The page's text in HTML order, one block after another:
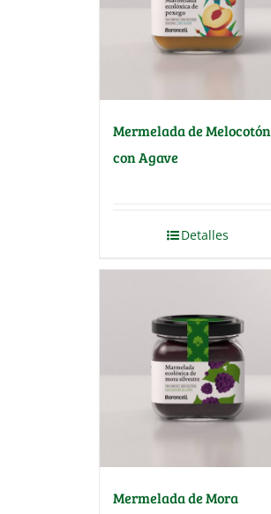
Mermelada de Melocotón
con Agave
Detalles
Mermelada de Mora